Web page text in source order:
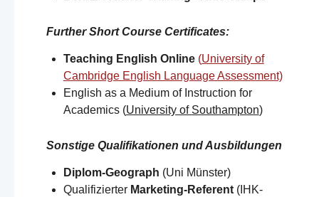
Further Short Course Certificates:
Teaching English Online(University of
Cambridge English Language Assessment)
English as a Medium of Instruction for
Academics (University of Southampton)​
Sonstige Qualifikationen und Ausbildungen
Diplom-Geograph (Uni Münster)
Qualifizierter Marketing-Referent(IHK-